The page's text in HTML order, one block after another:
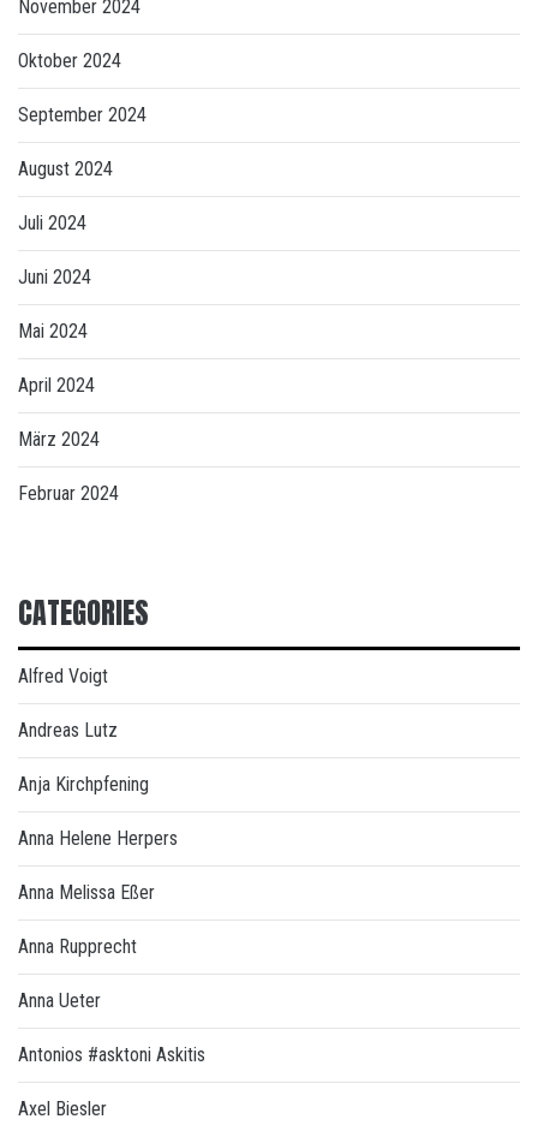
November 2024
Oktober 2024
September 2024
August 2024
Juli 2024
Juni 2024
Mai 2024
April 2024
März 2024
Februar 2024
CATEGORIES
Alfred Voigt
Andreas Lutz
Anja Kirchpfening
Anna Helene Herpers
Anna Melissa Eßer
Anna Rupprecht
Anna Ueter
Antonios #asktoni Askitis
Axel Biesler